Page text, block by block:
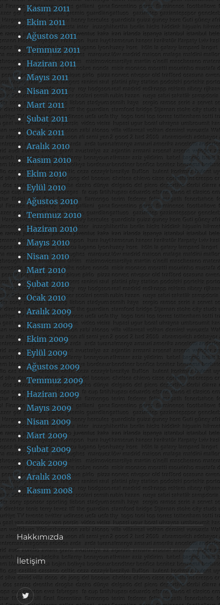
Kasım 2011
Ekim 2011
Ağustos 2011
Temmuz 2011
Haziran 2011
Mayıs 2011
Nisan 2011
Mart 2011
Şubat 2011
Ocak 2011
Aralık 2010
Kasım 2010
Ekim 2010
Eylül 2010
Ağustos 2010
Temmuz 2010
Haziran 2010
Mayıs 2010
Nisan 2010
Mart 2010
Şubat 2010
Ocak 2010
Aralık 2009
Kasım 2009
Ekim 2009
Eylül 2009
Ağustos 2009
Temmuz 2009
Haziran 2009
Mayıs 2009
Nisan 2009
Mart 2009
Şubat 2009
Ocak 2009
Aralık 2008
Kasım 2008
Hakkımızda
İletişim
@footballove